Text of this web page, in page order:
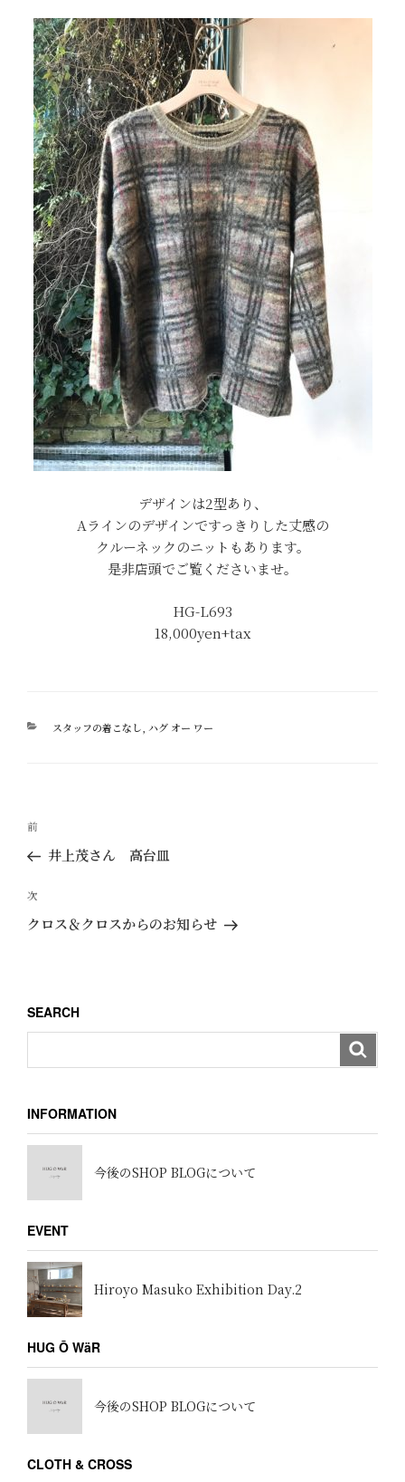
デザインは2型あり、
Aラインのデザインですっきりした丈感の
クルーネックのニットもあります。
是非店頭でご覧くださいませ。
HG-L693
18,000yen+tax
カ
スタッフの着こなし, ハグ オー ワー
投
ナ
ビ
ゲ
ン
過
去
投
稿
前
井上茂さん 高台皿
次
の
次
クロス＆クロスからのお知らせ
SEARCH
INFORMATION
今後のSHOP BLOGについて
EVENT
Hiroyo Masuko Exhibition Day.2
HUG Ō WäR
今後のSHOP BLOGについて
CLOTH & CROSS